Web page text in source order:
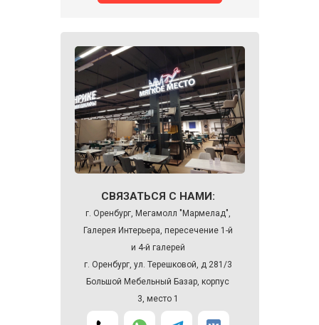
СВЯЗАТЬСЯ С НАМИ:
г. Оренбург, Мегамолл "Мармелад",
Галерея Интерьера, пересечение 1-й
и 4-й галерей
г. Оренбург, ул. Терешковой, д 281/3
Большой Мебельный Базар, корпус
3, место 1